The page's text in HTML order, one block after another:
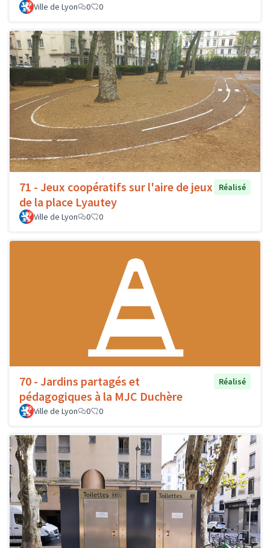
Ville de Lyon 0 0
71 - Jeux coopératifs sur l'aire de jeux
de la place Lyautey
Réalisé
Ville de Lyon 0 0
70 - Jardins partagés et
pédagogiques à la MJC Duchère
Réalisé
Ville de Lyon 0 0